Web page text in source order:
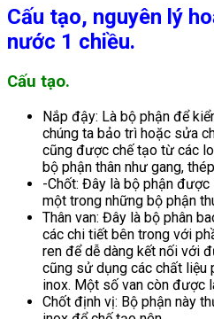
Cấu tạo, nguyên lý
nước 1 chiều.
Cấu tạo.
Nắp đậy: Là bộ phận để
chúng ta bảo trì hoặc sửa
cũng được chế tạo từ các
bộ phận thân như gang,
-Chốt: Đây là bộ phận
một trong những bộ phận
Thân van: Đây là bộ phân
các chi tiết bên trong với
ren để dễ dàng kết nối với
cũng sử dụng các chất liệu
inox. Một số van còn được
Chốt định vị: Bộ phận này